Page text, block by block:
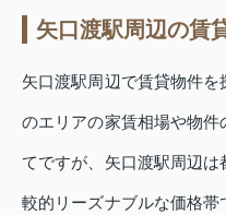
矢口渡駅周辺の賃
矢口渡駅周辺で賃貸物件を
のエリアの家賃相場や物
てですが、矢口渡駅周辺
較的リーズナブルな価格